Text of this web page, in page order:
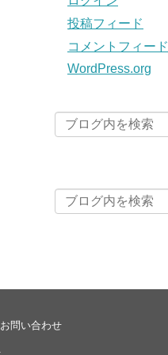
投稿フィード
コメントフィード
WordPress.org
お問い合わせ